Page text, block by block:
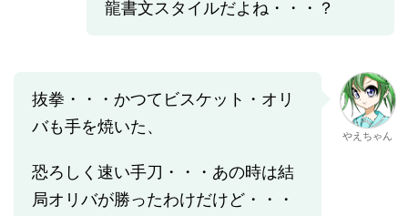
龍書文スタイルだよね・・・？
抜拳・・・かつてビスケット・オリ
バも手を焼いた、
恐ろしく速い手刀・・・あの時は結
局オリバが勝ったわけだけど・・・
やえちゃん